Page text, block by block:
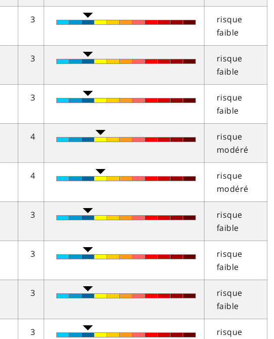
3
risque
faible
3
risque
faible
3
risque
faible
4
risque
modéré
4
risque
modéré
3
risque
faible
3
risque
faible
3
risque
faible
3
risque